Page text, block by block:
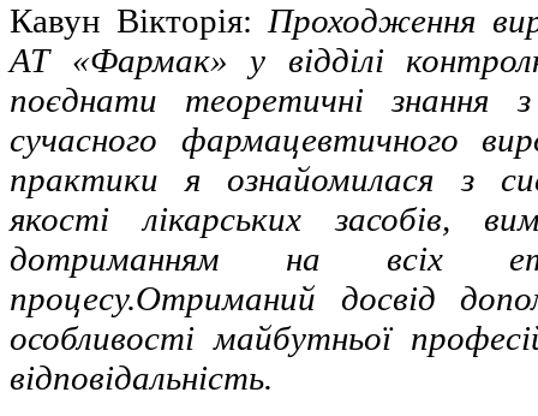
Кавун Вікторія: Проходження
АТ «Фармак» у відділі
поєднати теоретичні знання
сучасного фармацевтичного
практики я ознайомилася з
якості лікарських засобів,
дотриманням на всіх
процесу.Отриманий досвід
особливості майбутньої
відповідальність.